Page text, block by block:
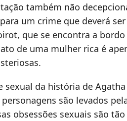
também não
um crime que deverá
que se encontra a
de uma mulher rica é
sexual da história de
são levados
obsessões sexuais são